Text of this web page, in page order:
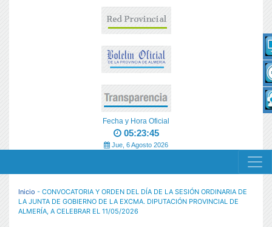
Fecha y Hora Oficial
05:23:46
Jue, 6 Agosto 2026
MENÚ RESPONSIVE
Inicio - CONVOCATORIA Y ORDEN DEL DÍA DE LA SESIÓN ORDINARIA DE
LA JUNTA DE GOBIERNO DE LA EXCMA. DIPUTACIÓN PROVINCIAL DE
ALMERÍA, A CELEBRAR EL 11/05/2026